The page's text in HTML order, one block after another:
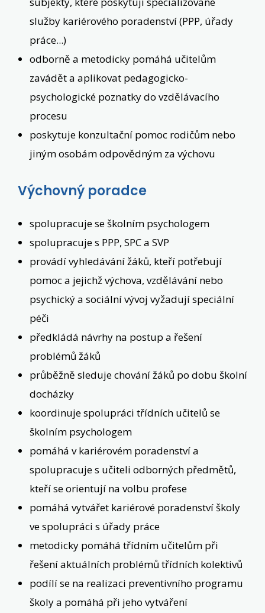
služby kariérového poradenství (PPP, úřady
práce...)
odborně a metodicky pomáhá učitelům
zavádět a aplikovat pedagogicko-
psychologické poznatky do vzdělávacího
procesu
poskytuje konzultační pomoc rodičům nebo
jiným osobám odpovědným za výchovu
Výchovný poradce
spolupracuje se školním psychologem
spolupracuje s PPP, SPC a SVP
provádí vyhledávání žáků, kteří potřebují
pomoc a jejichž výchova, vzdělávání nebo
psychický a sociální vývoj vyžadují speciální
péči
předkládá návrhy na postup a řešení
problémů žáků
průběžně sleduje chování žáků po dobu školní
docházky
koordinuje spolupráci třídních učitelů se
školním psychologem
pomáhá v kariérovém poradenství a
spolupracuje s učiteli odborných předmětů,
kteří se orientují na volbu profese
pomáhá vytvářet kariérové poradenství školy
ve spolupráci s úřady práce
metodicky pomáhá třídním učitelům při
řešení aktuálních problémů třídních kolektivů
podílí se na realizaci preventivního programu
školy a pomáhá při jeho vytváření